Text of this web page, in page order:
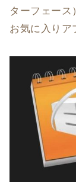
ターフェース
お気に入りア